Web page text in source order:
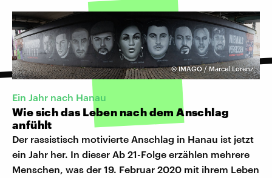
©IMAGO / Marcel Lorenz
Ein Jahr nach Hanau
Wie sich das Leben nach dem Anschlag
anfühlt
Der rassistisch motivierte Anschlag in Hanau ist jetzt
ein Jahr her. In dieser Ab 21-Folge erzählen mehrere
Menschen, was der 19. Februar 2020 mit ihrem Leben